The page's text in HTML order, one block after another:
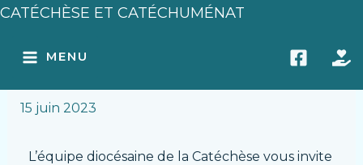
Aller
contenu
CATÉCHÈSE ET CATÉCHUMÉNAT
MENU
Session de formation des
15 juin 2023
L’équipe diocésaine de la Catéchèse vous invite
Navigation
articles